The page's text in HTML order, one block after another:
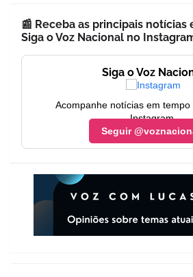
📰 Receba as principais notícias
Siga o Voz Nacional no
Siga o Voz
Acompanhe notícias em
Instagram.
Seguir